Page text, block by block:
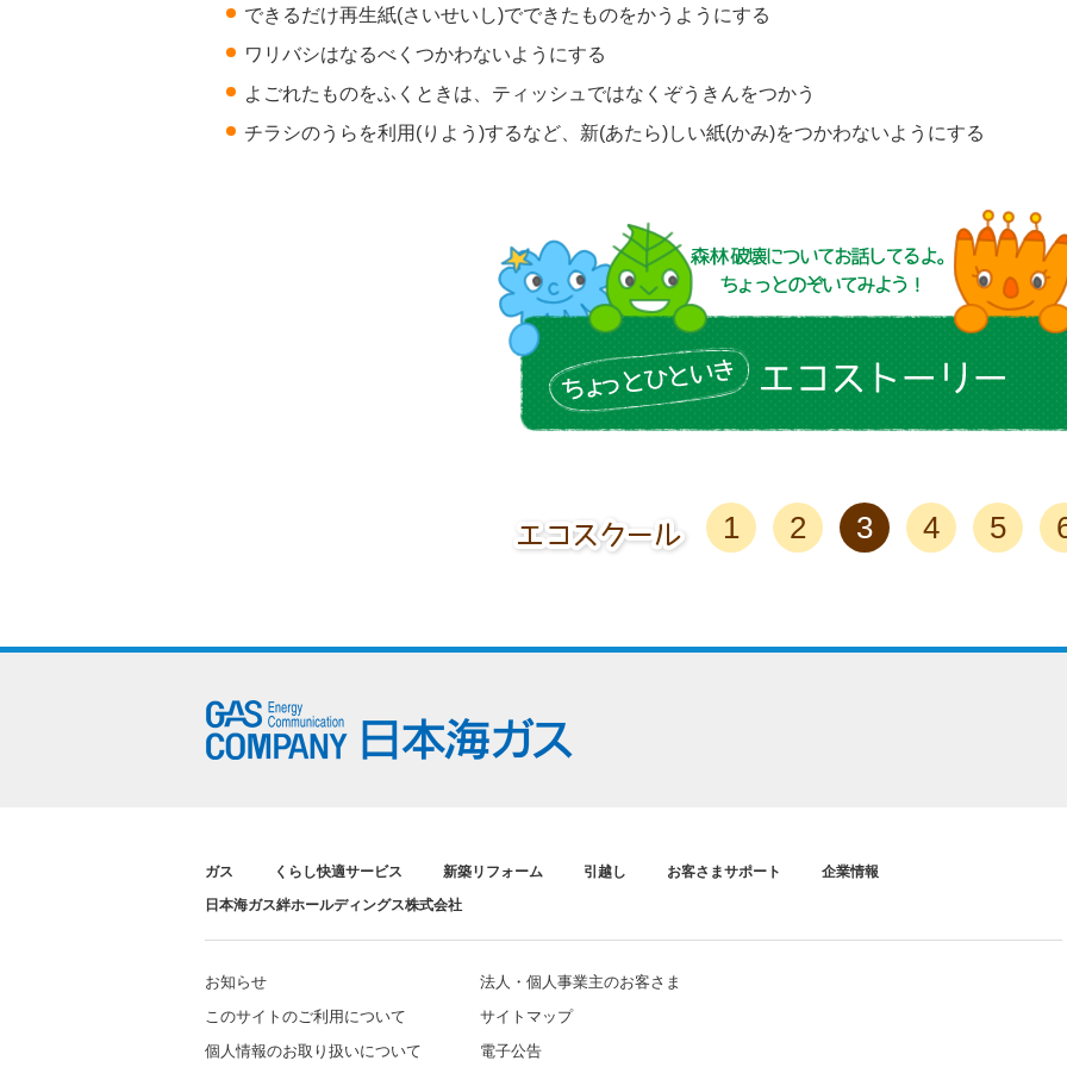
できるだけ再生紙(さいせいし)でできたものをかうようにする
ワリバシはなるべくつかわないようにする
よごれたものをふくときは、ティッシュではなくぞうきんをつかう
チラシのうらを利用(りよう)するなど、新(あたら)しい紙(かみ)をつかわないようにする
1 2 3 4 5
ガス くらし快適サービス 新築リフォーム 引越し お客さまサポート
企業情報
日本海ガス絆ホールディングス株式会社
お知らせ
このサイトのご利用について
個人情報のお取り扱いについて
法人・個人事業主のお客さま
サイトマップ
電子公告